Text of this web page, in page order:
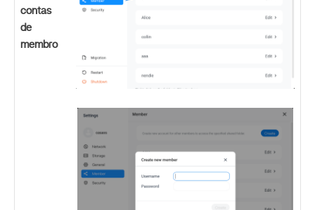
contas
de
membro